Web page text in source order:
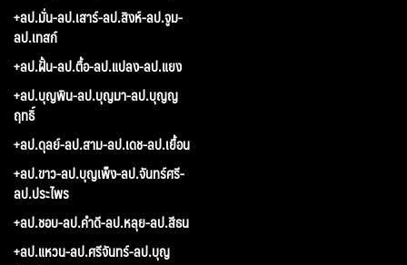
+ลป.มั่น-ลป.เสาร์-ลป.สิงห์-ลป.จูม-
ลป.เทสก์
+ลป.ฝั้น-ลป.ตื้อ-ลป.แปลง-ลป.แยง
+ลป.บุญพิน-ลป.บุญมา-ลป.บุญญ
ฤทธิ์
+ลป.ดุลย์-ลป.สาม-ลป.เดช-ลป.เยื้อน
+ลป.ขาว-ลป.บุญเพ็ง-ลป.จันทร์ศรี-
ลป.ประไพร
+ลป.ชอบ-ลป.คำดี-ลป.หลุย-ลป.สีธน
+ลป.แหวน-ลป.ศรีจันทร์-ลป.บุญ